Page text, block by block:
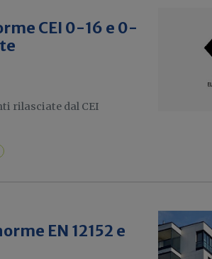
CEI 0-16 e 0-
rilasciate dal CEI
EN 12152 e